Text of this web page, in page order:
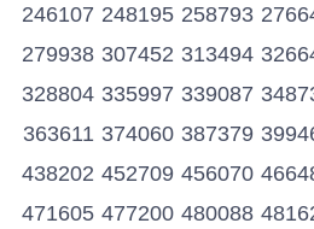
246107 248195 258793
279938 307452 313494
328804 335997 339087
363611 374060 387379
438202 452709 456070
471605 477200 480088